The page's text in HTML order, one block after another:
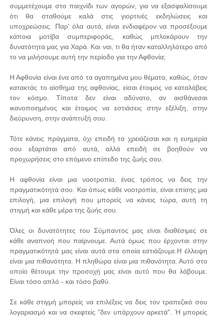
συμμετέχουμε στο παιχνίδι των αγορών, για να εξασφαλίσουμε
ότι θα σταθούμε καλά στις γιορτινές εκδηλώσεις και
υποχρεώσεις. Παρ' όλα αυτά, είναι ενδιαφέρον να προσέξουμε
κάποια μοτίβα συμπεριφοράς, καθώς μπλοκάρουν την
δυνατότητα μας για Χαρά. Και ναι, τι θα ήταν καταλληλότερο από
το να μιλήσουμε αυτή την περίοδο για την Αφθονία;
Η Αφθονία είναι ένα από τα αγαπημένα μου θέματα, καθώς, όταν
κατακτάς το αίσθημα της αφθονίας, είσαι έτοιμος να καταλάβεις
τον κόσμο. Τίποτα δεν είναι αδύνατο, αν αισθάνεσαι
ικανοποιημένος και έτοιμος να εστιάσεις στην εξέλιξη, στην
διεύρυνση, στην ανάπτυξή σου.
Τότε κάνεις πράγματα, όχι επειδή τα χρειάζεσαι και η ευημερία
σου εξαρτάται από αυτά, αλλά επειδή σε βοηθούν να
προχωρήσεις στο επόμενο επίπεδο της ζωής σου.
Η αφθονία είναι μια νοοτροπία, ένας τρόπος να δεις την
πραγματικότητά σου. Και όπως κάθε νοοτροπία, είναι επίσης μια
επιλογή, μια επιλογή που μπορείς να κάνεις τώρα, αυτή τη
στιγμή και κάθε μέρα της ζωής σου.
Όλες οι δυνατότητες του Σύμπαντος μας είναι διαθέσιμες σε
κάθε αναπνοή που παίρνουμε. Αυτά όμως που έρχονται στην
πραγματικότητά μας είναι αυτά στα οποία εστιάζουμε.Η έλλειψη
είναι μια πιθανότητα. Η πληθώρα είναι μια πιθανότητα. Αυτό στο
οποίο θέτουμε την προσοχή μας είναι αυτό που θα λάβουμε.
Είναι τόσο απλό - και τόσο βαθύ.
Σε κάθε στιγμή μπορείς να επιλέξεις να δεις τον τραπεζικό σου
λογαριασμό και να σκεφτείς "δεν υπάρχουν αρκετά". Ή μπορείς